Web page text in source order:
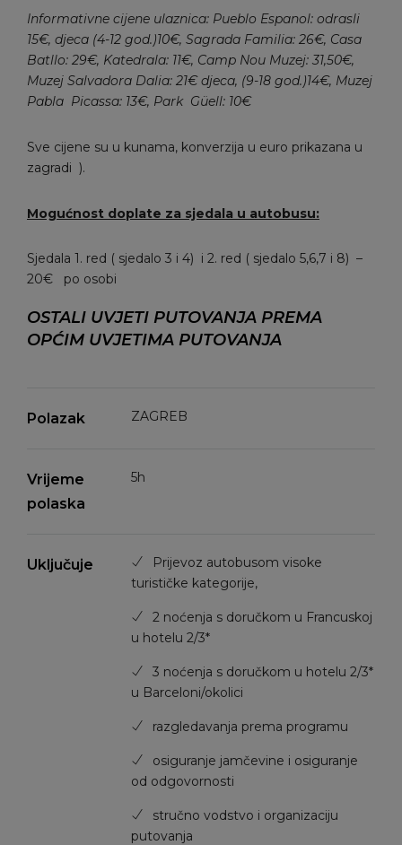
Informativne cijene ulaznica: Pueblo Espanol: odrasli
15€, djeca (4-12 god.)10€, Sagrada Familia: 26€, Casa
Batllo: 29€, Katedrala: 11€, Camp Nou Muzej: 31,50€,
Muzej Salvadora Dalia: 21€ djeca, (9-18 god.)14€, Muzej
Pabla Picassa: 13€, Park Güell: 10€
Sve cijene su u kunama, konverzija u euro prikazana u
zagradi ).
Mogućnost doplate za sjedala u autobusu:
Sjedala 1. red ( sjedalo 3 i 4) i 2. red ( sjedalo 5,6,7 i 8) –
20€ po osobi
OSTALI UVJETI PUTOVANJA PREMA
OPĆIM UVJETIMA PUTOVANJA
Polazak ZAGREB
Vrijeme
polaska
5h
Uključuje
Prijevoz autobusom visoke
turističke kategorije,
2 noćenja s doručkom u Francuskoj
u hotelu 2/3*
3 noćenja s doručkom u hotelu 2/3*
u Barceloni/okolici
razgledavanja prema programu
osiguranje jamčevine i osiguranje
od odgovornosti
stručno vodstvo i organizaciju
putovanja